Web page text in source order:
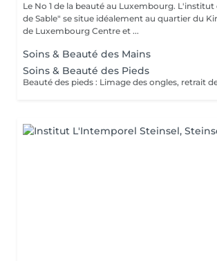
Le No 1 de la beauté au Luxembourg. L'institut
de Sable" se situe idéalement au quartier du
de Luxembourg Centre et ...
Soins & Beauté des Mains
Soins & Beauté des Pieds